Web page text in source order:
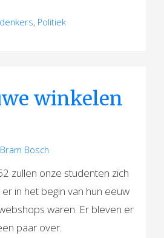
, Politiek
winkelen
Bram Bosch
zullen onze studenten zich
in het begin van hun eeuw
waren. Er bleven er
paar over.